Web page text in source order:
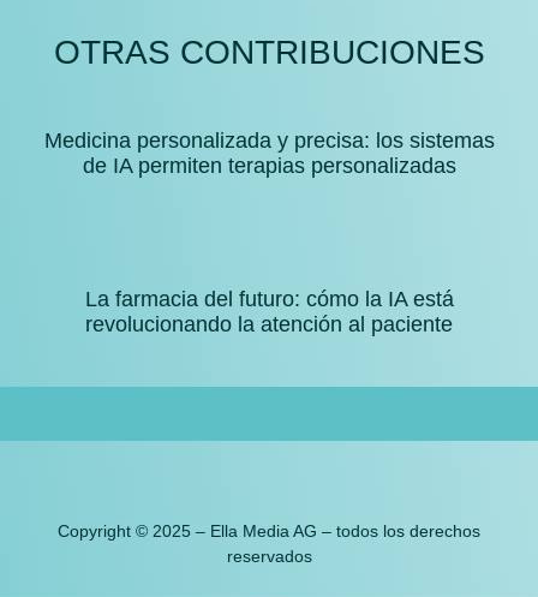
OTRAS CONTRIBUCIONES
Medicina personalizada y precisa: los sistemas
de IA permiten terapias personalizadas
La farmacia del futuro: cómo la IA está
revolucionando la atención al paciente
Copyright © 2025 – Ella Media AG – todos los derechos
reservados